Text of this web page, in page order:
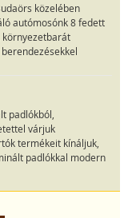
közelében
autómosónk 8 fedett
környezetbarát
padlókból,
várjuk
termékeit kínáljuk,
padlókkal modern